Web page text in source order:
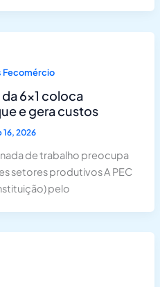
Fecomércio
6×1 coloca
e gera custos
16, 2026
de trabalho preocupa
setores produtivos A PEC
pelo